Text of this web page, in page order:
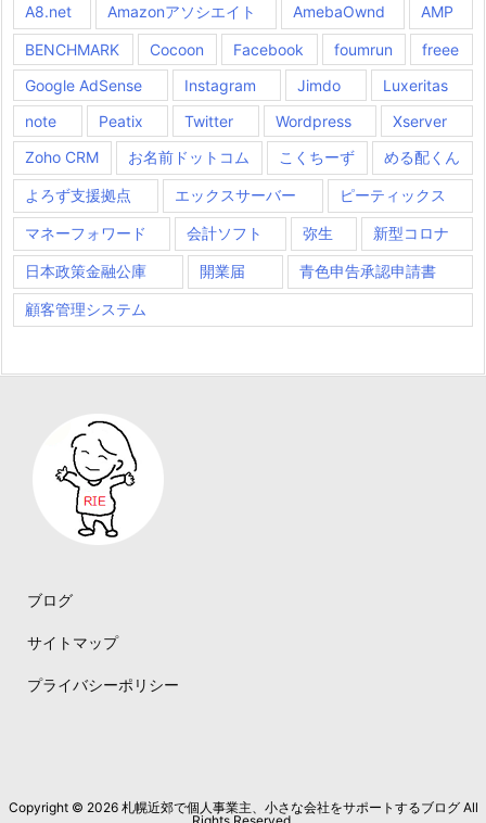
A8.net Amazonアソシエイト AmebaOwnd AMP
BENCHMARK Cocoon Facebook foumrun
freee
Google AdSense
Instagram Jimdo
Luxeritas
note
Peatix Twitter Wordpress
Xserver
Zoho CRM
お名前ドットコム こくちーず める配くん
よろず支援拠点 エックスサーバー ピーティックス
マネーフォワード 会計ソフト 弥生 新型コロナ
日本政策金融公庫 開業届 青色申告承認申請書
顧客管理システム
ブログ
サイトマップ
プライバシーポリシー
Copyright © 2026 札幌近郊で個人事業主、小さな会社をサポートするブログAll